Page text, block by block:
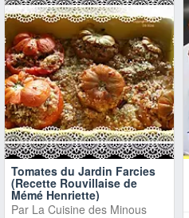
Tomates du Jardin Farcies
(Recette Rouvillaise de
Mémé Henriette)
Par La Cuisine des Minous